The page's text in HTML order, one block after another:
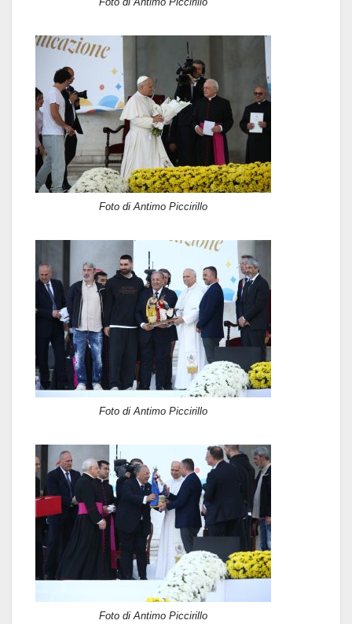
Foto di Antimo Piccirillo
Foto di Antimo Piccirillo
Foto di Antimo Piccirillo